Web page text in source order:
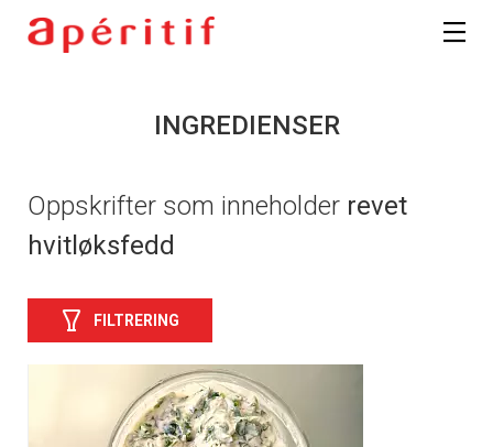
INGREDIENSER
Oppskrifter som inneholder revet
hvitløksfedd
FILTRERING